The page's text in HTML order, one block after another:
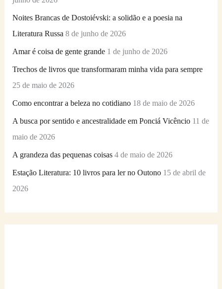
r
:Noites Brancas de Dostoiévski: a solidão e a poesia na
Literatura Russa 8 de junho de 2026
Amar é coisa de gente grande 1 de junho de 2026
Trechos de livros que transformaram minha vida para sempre
25 de maio de 2026
Como encontrar a beleza no cotidiano 18 de maio de 2026
A busca por sentido e ancestralidade em Ponciá Vicêncio 11 de
maio de 2026
A grandeza das pequenas coisas 4 de maio de 2026
Estação Literatura: 10 livros para ler no Outono 15 de abril de
2026